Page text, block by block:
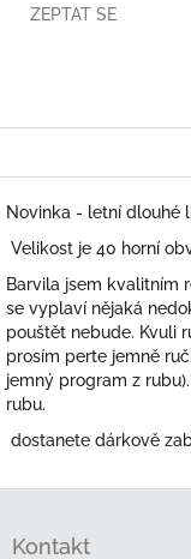
ZEPTAT SE
Novinka - letní dlouhé
Velikost je 40 horní
Barvila jsem kvalitním
se vyplaví nějaká
pouštět nebude. Kvuli
prosím perte jemně
jemný program z
rubu.
dostanete dárkově
Kontakt